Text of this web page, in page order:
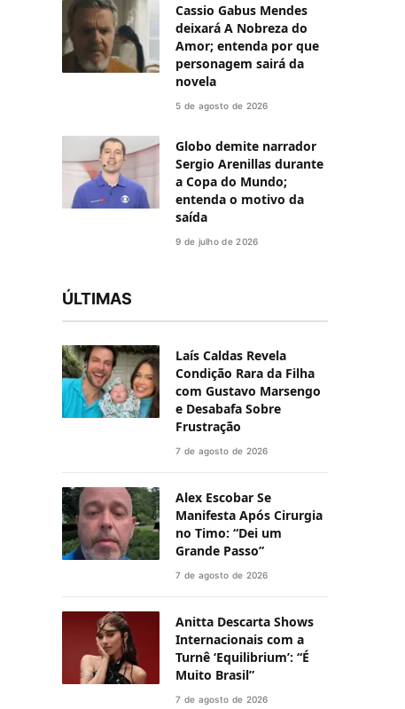
Cassio Gabus Mendes
deixará A Nobreza do
Amor; entenda por que
personagem sairá da
novela
5 de agosto de 2026
Globo demite narrador
Sergio Arenillas durante
a Copa do Mundo;
entenda o motivo da
saída
9 de julho de 2026
ÚLTIMAS
Laís Caldas Revela
Condição Rara da Filha
com Gustavo Marsengo
e Desabafa Sobre
Frustração
7 de agosto de 2026
Alex Escobar Se
Manifesta Após Cirurgia
no Timo: “Dei um
Grande Passo”
7 de agosto de 2026
Anitta Descarta Shows
Internacionais com a
Turnê ‘Equilibrium’: “É
Muito Brasil”
7 de agosto de 2026